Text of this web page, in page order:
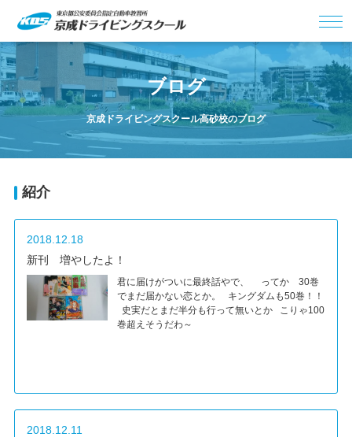
ブログ
京成ドライビングスクール高砂校のブログ
紹介
2018.12.18
新刊 増やしたよ！
君に届けがついに最終話やで、 ってか 30巻
でまだ届かない恋とか。 キングダムも50巻！！
史実だとまだ半分も行って無いとか こりゃ100
巻超えそうだわ～
2018.12.11